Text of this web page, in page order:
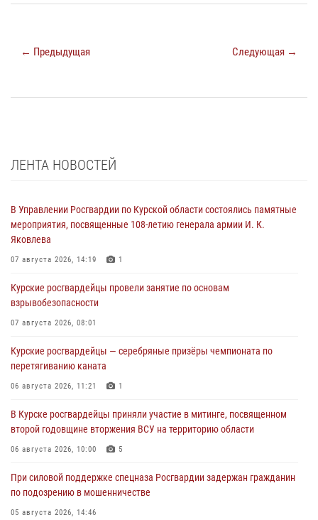
← Предыдущая Следующая →
ЛЕНТА НОВОСТЕЙ
В Управлении Росгвардии по Курской области состоялись памятные
мероприятия, посвященные 108-летию генерала армии И. К.
Яковлева
07 августа 2026, 14:19 1
Курские росгвардейцы провели занятие по основам
взрывобезопасности
07 августа 2026, 08:01
Курские росгвардейцы — серебряные призёры чемпионата по
перетягиванию каната
06 августа 2026, 11:21 1
В Курске росгвардейцы приняли участие в митинге, посвященном
второй годовщине вторжения ВСУ на территорию области
06 августа 2026, 10:00 5
При силовой поддержке спецназа Росгвардии задержан гражданин
по подозрению в мошенничестве
05 августа 2026, 14:46